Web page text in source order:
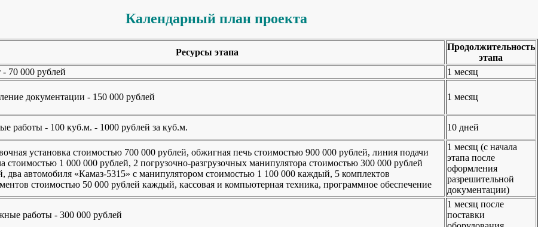
Календарный план проекта
Ресурсы этапа
Продолжительность
этапа
70 000 рублей
1 месяц
документации - 150 000 рублей 1 месяц
работы - 100 куб.м. - 1000 рублей за куб.м. 10 дней
установка стоимостью 700 000 рублей, обжигная печь стоимостью 900 000 рублей, линия подачи
стоимостью 1 000 000 рублей, 2 погрузочно-разгрузочных манипулятора стоимостью 300 000 рублей
два автомобиля «Камаз-5315» с манипулятором стоимостью 1 100 000 каждый, 5 комплектов
стоимостью 50 000 рублей каждый, кассовая и компьютерная техника, программное обеспечение
1 месяц (с начала
этапа после
оформления
разрешительной
документации)
работы - 300 000 рублей
1 месяц после
поставки